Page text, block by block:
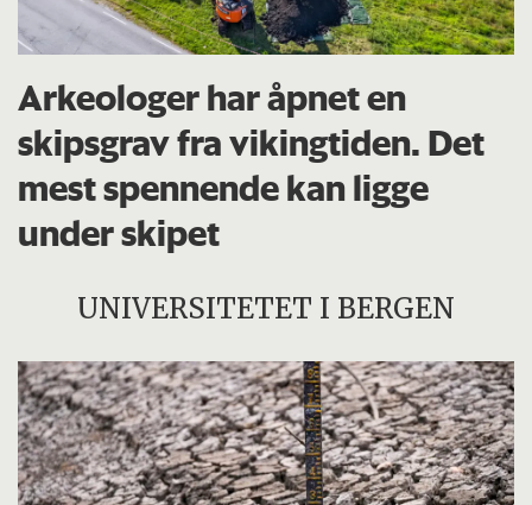
Arkeologer har åpnet en
skipsgrav fra vikingtiden. Det
mest spennende kan ligge
under skipet
UNIVERSITETET I BERGEN